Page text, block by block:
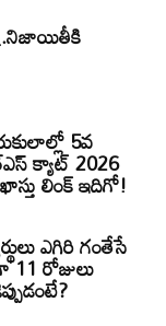
5వ
క్యాట్‌ 2026
లింక్‌ ఇదిగో!
ఎగిరి గంతేసే
రోజులు